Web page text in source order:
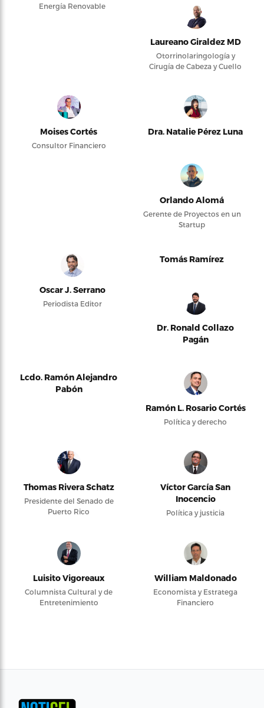
Energía Renovable
Laureano Giraldez MD
Otorrinolaringología y
Cirugía de Cabeza y Cuello
Moises Cortés
Consultor Financiero
Dra. Natalie Pérez Luna
Orlando Alomá
Gerente de Proyectos en un
Startup
Oscar J. Serrano
Periodista Editor
Tomás Ramírez
Dr. Ronald Collazo
Pagán
Lcdo. Ramón Alejandro
Pabón
Ramón L. Rosario Cortés
Política y derecho
Thomas Rivera Schatz
Presidente del Senado de
Puerto Rico
Víctor García San
Inocencio
Política y justicia
Luisito Vigoreaux
Columnista Cultural y de
Entretenimiento
William Maldonado
Economista y Estratega
Financiero